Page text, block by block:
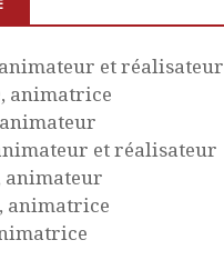
et réalisateur
, animatrice
et réalisateur
animateur
, animatrice